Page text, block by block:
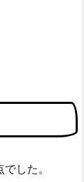
した。